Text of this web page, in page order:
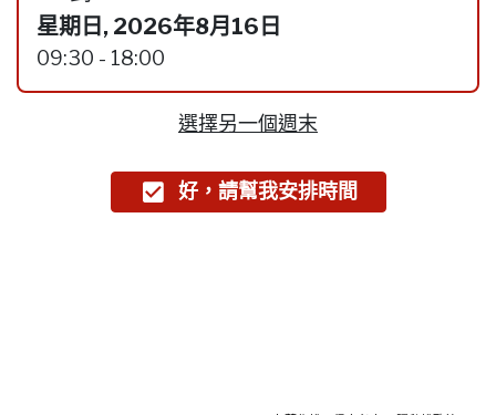
星期日, 2026年8月16日
09:30 - 18:00
選擇另一個週末
好，請幫我安排時間